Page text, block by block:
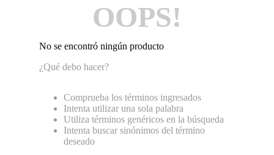
OOPS!
No se encontró ningún producto
¿Qué debo hacer?
Comprueba los términos ingresados
Intenta utilizar una sola palabra
Utiliza términos genéricos en la búsqueda
Intenta buscar sinónimos del término
deseado